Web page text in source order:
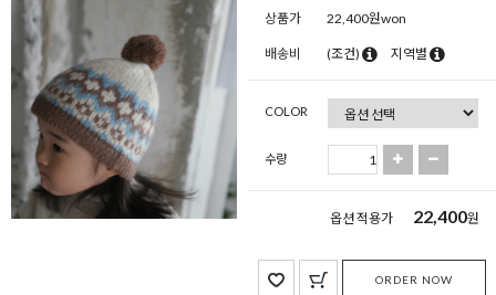
상품가 22,400원won
배송비 (조건) 지역별
COLOR
수량
옵션 적용가 22,400원
ORDER NOW